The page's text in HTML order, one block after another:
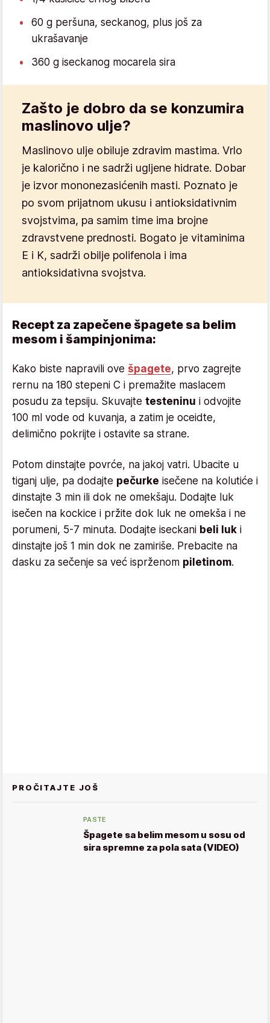
60 g peršuna, seckanog, plus još za
ukrašavanje
360 g iseckanog mocarela sira
Zašto je dobro da se konzumira
maslinovo ulje?
Maslinovo ulje obiluje zdravim mastima. Vrlo
je kalorično i ne sadrži ugljene hidrate. Dobar
je izvor mononezasićenih masti. Poznato je
po svom prijatnom ukusu i antioksidativnim
svojstvima, pa samim time ima brojne
zdravstvene prednosti. Bogato je vitaminima
E i K, sadrži obilje polifenola i ima
antioksidativna svojstva.
Recept za zapečene špagete sa belim
mesom i šampinjonima:
Kako biste napravili ove špagete, prvo zagrejte
rernu na 180 stepeni C i premažite maslacem
posudu za tepsiju. Skuvajte testeninu i odvojite
100 ml vode od kuvanja, a zatim je oceidte,
delimično pokrijte i ostavite sa strane.
Potom dinstajte povrće, na jakoj vatri. Ubacite u
tiganj ulje, pa dodajte pečurke isečene na kolutiće i
dinstajte 3 min ili dok ne omekšaju. Dodajte luk
isečen na kockice i pržite dok luk ne omekša i ne
porumeni, 5-7 minuta. Dodajte iseckani beli luk i
dinstajte još 1 min dok ne zamiriše. Prebacite na
dasku za sečenje sa već isprženom piletinom.
PROČITAJTE JOŠ
PASTE
Špagete sa belim mesom u sosu od
sira spremne za pola sata (VIDEO)